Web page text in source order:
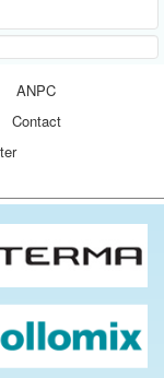
ANPC
Contact